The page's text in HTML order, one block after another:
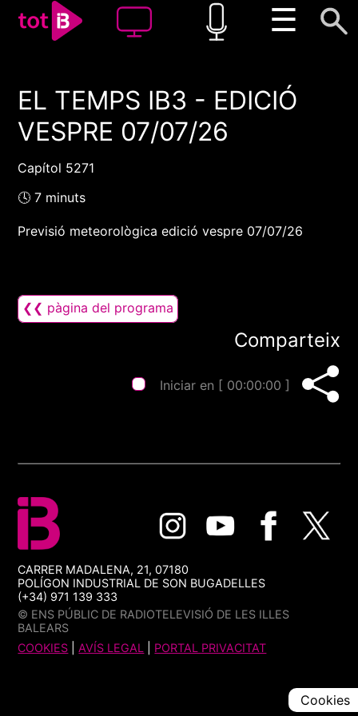
☰
00:00 00:00
1x
EL TEMPS IB3 - EDICIÓ
VESPRE 07/07/26
Capítol 5271
🕓 7 minuts
Previsió meteorològica edició vespre 07/07/26
❮❮ pàgina del programa
Comparteix
Iniciar en [ 00:00:00 ]
CARRER MADALENA, 21, 07180
POLÍGON INDUSTRIAL DE SON BUGADELLES
(+34) 971 139 333
© ENS PÚBLIC DE RADIOTELEVISIÓ DE LES ILLES
BALEARS
COOKIES |AVÍS LEGAL PORTAL PRIVACITAT
Cookies